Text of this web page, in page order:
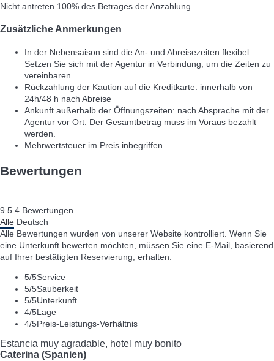
Nicht antreten 100% des Betrages der Anzahlung
Zusätzliche Anmerkungen
In der Nebensaison sind die An- und Abreisezeiten flexibel.
Setzen Sie sich mit der Agentur in Verbindung, um die Zeiten zu
vereinbaren.
Rückzahlung der Kaution auf die Kreditkarte: innerhalb von
24h/48 h nach Abreise
Ankunft außerhalb der Öffnungszeiten: nach Absprache mit der
Agentur vor Ort. Der Gesamtbetrag muss im Voraus bezahlt
werden.
Mehrwertsteuer im Preis inbegriffen
Bewertungen
9.5 4 Bewertungen
Alle Deutsch
Alle Bewertungen wurden von unserer Website kontrolliert. Wenn Sie
eine Unterkunft bewerten möchten, müssen Sie eine E-Mail, basierend
auf Ihrer bestätigten Reservierung, erhalten.
5/5Service
5/5Sauberkeit
5/5Unterkunft
4/5Lage
4/5Preis-Leistungs-Verhältnis
Estancia muy agradable, hotel muy bonito
Caterina (Spanien)